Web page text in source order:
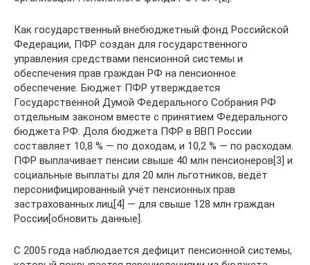
Как государственный внебюджетный фонд Российской
Федерации, ПФР создан для государственного
управления средствами пенсионной системы и
обеспечения прав граждан РФ на пенсионное
обеспечение. Бюджет ПФР утверждается
Государственной Думой Федерального Собрания РФ
отдельным законом вместе с принятием Федерального
бюджета РФ. Доля бюджета ПФР в ВВП России
составляет 10,8 % — по доходам, и 10,2 % — по расходам.
ПФР выплачивает пенсии свыше 40 млн пенсионеров[3] и
социальные выплаты для 20 млн льготников, ведёт
персонифицированный учёт пенсионных прав
застрахованных лиц[4] — для свыше 128 млн граждан
России[обновить данные].
С 2005 года наблюдается дефицит пенсионной системы,